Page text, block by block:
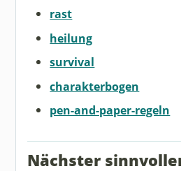
rast
heilung
survival
charakterbogen
pen-and-paper-regeln
Nächster